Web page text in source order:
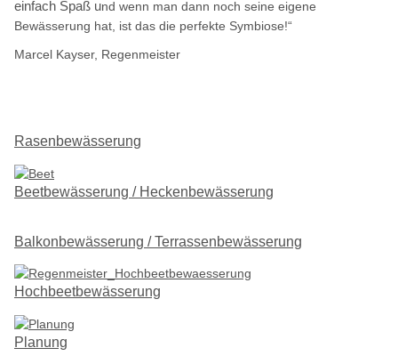
einfach Spaß und wenn man dann noch seine eigene
Bewässerung hat, ist das die perfekte Symbiose!“
Marcel Kayser, Regenmeister
Rasenbewässerung
Beetbewässerung / Heckenbewässerung
Balkonbewässerung / Terrassenbewässerung
Hochbeetbewässerung
Planung